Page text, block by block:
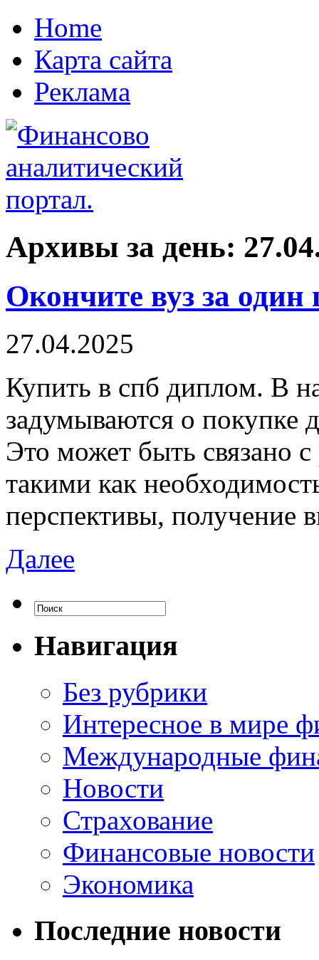
Home
Карта сайта
Реклама
Архивы за день:
Окончите вуз за
27.04.2025
Купить в спб диплoм. В
задумываются о покупке
Это может быть связано
такими как
перспективы, получение
Далее
Навигация
Без рубрики
Интересное в мире
Международные
Новости
Страхование
Финансовые новости
Экономика
Последние новости